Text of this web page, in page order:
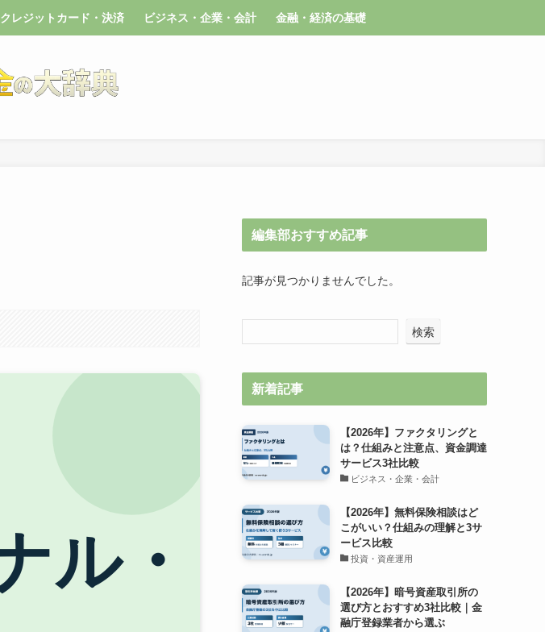
クレジットカード・決済 ビジネス・企業・会計 金融・経済の基礎
編集部おすすめ記事
記事が見つかりませんでした。
検索
新着記事
【2026年】ファクタリングと
は？仕組みと注意点、資金調達
サービス3社比較
ビジネス・企業・会計
【2026年】無料保険相談はど
こがいい？仕組みの理解と3サ
ービス比較
投資・資産運用
【2026年】暗号資産取引所の
選び方とおすすめ3社比較｜金
融庁登録業者から選ぶ